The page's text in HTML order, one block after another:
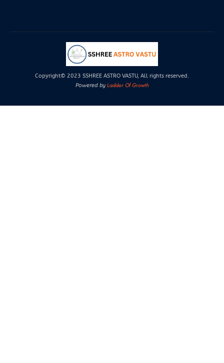
Copyright© 2023 SSHREE ASTRO VASTU, All rights reserved.
Powered by Ladder Of Growth